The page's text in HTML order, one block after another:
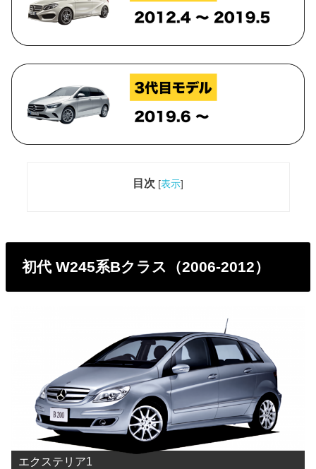
目次 [表示]
初代 W245系Bクラス（2006-2012）
エクステリア1